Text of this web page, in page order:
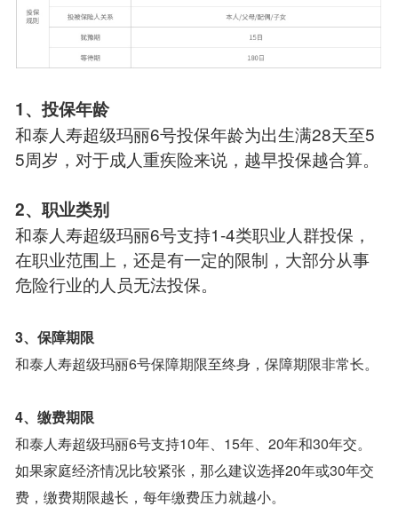
1、投保年龄
和泰人寿超级玛丽6号投保年龄为出生满28天至5
5周岁，对于成人重疾险来说，越早投保越合算。
2、职业类别
和泰人寿超级玛丽6号支持1-4类职业人群投保，
在职业范围上，还是有一定的限制，大部分从事
危险行业的人员无法投保。
3、保障期限
和泰人寿超级玛丽6号保障期限至终身，保障期限非常长。
4、缴费期限
和泰人寿超级玛丽6号支持10年、15年、20年和30年交。
如果家庭经济情况比较紧张，那么建议选择20年或30年交
费，缴费期限越长，每年缴费压力就越小。